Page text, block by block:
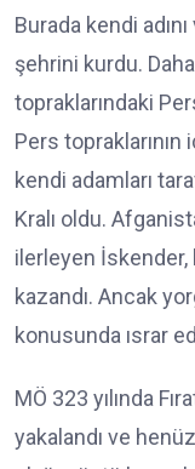
Burada kendi
şehrini kurdu.
topraklarındaki
Pers topraklarının
kendi adamları
Kralı oldu.
ilerleyen İskender,
kazandı. Ancak
konusunda ısrar
MÖ 323 yılında
yakalandı ve